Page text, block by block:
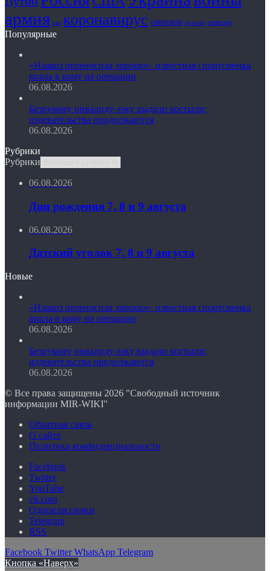
армия газ коронавирус омикрон пенсия санкции
Популярные
«Наркоз переносила хорошо»: известная спортсменка
впала в кому на операции
06.08.2026
Безрукому инвалиду-зэку выдали костыли:
издевательства продолжаются
06.08.2026
Рубрики
Рубрики
06.08.2026
Дни рождения 7, 8 и 9 августа
06.08.2026
Датский уголок 7, 8 и 9 августа
Новые
«Наркоз переносила хорошо»: известная спортсменка
впала в кому на операции
06.08.2026
Безрукому инвалиду-зэку выдали костыли:
издевательства продолжаются
06.08.2026
© Все права защищены 2026 "Свободный источник
информации MIR-WIKI"
Обратная связь
О сайте
Политика конфиденциальности
Facebook
Twitter
YouTube
vk.com
Одноклассники
Telegram
RSS
Facebook Twitter WhatsApp Telegram
Кнопка «Наверх»